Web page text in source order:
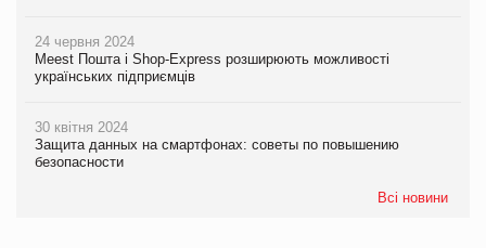
24 червня 2024
Meest Пошта і Shop-Express розширюють можливості
українських підприємців
30 квітня 2024
Защита данных на смартфонах: советы по повышению
безопасности
Всі новини